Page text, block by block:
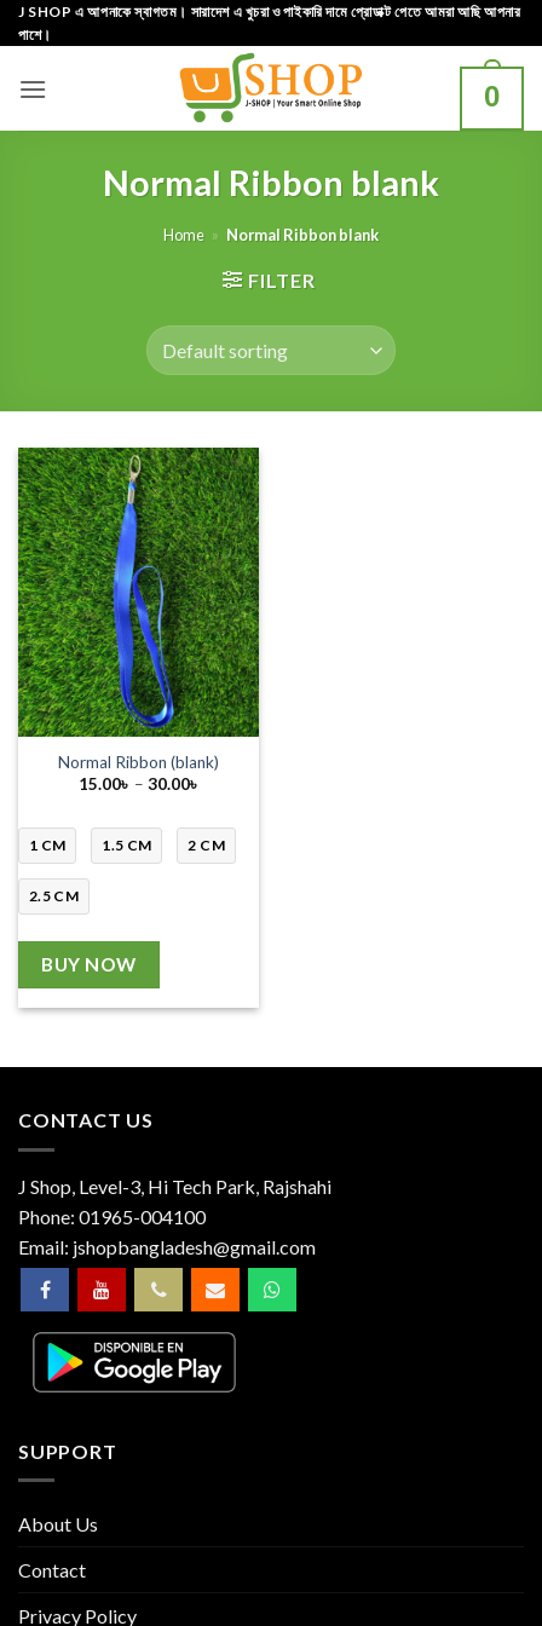
Skip
to
J SHOP এ আপনাকে স্বাগতম। সারাদেশ এ খুচরা ও পাইকারি দামে প্রোডাক্ট পেতে আমরা আছি আপনার
পাশে।
0
Normal Ribbon blank
Home » Normal Ribbon blank
FILTER
Normal Ribbon (blank)
15.00৳ – 30.00৳
through
30.00৳
1 CM 1.5 CM 2 CM
2.5 CM
BUY NOW
CONTACT US
J Shop, Level-3, Hi Tech Park, Rajshahi
Phone: 01965-004100
Email: jshopbangladesh@gmail.com
SUPPORT
About Us
Contact
Privacy Policy